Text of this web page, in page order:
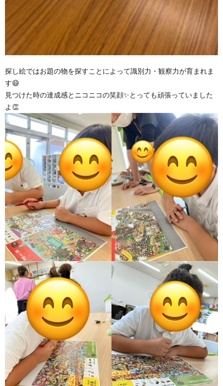
探し絵ではお題の物を探すことによって識別力・観察力が育まれま
す😄
見つけた時の達成感とニコニコの笑顔✨とっても頑張っていました
よ👏